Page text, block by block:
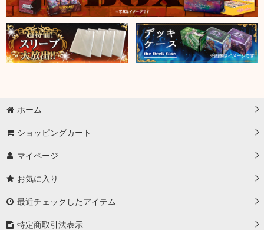
ホーム
ショッピングカート
マイページ
お気に入り
最近チェックしたアイテム
特定商取引法表示